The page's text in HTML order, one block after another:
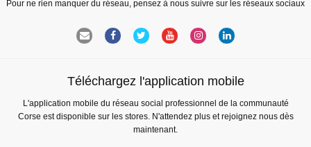
Pour ne rien manquer du réseau, pensez à nous suivre sur les réseaux sociaux
Téléchargez l'application mobile
L'application mobile du réseau social professionnel de la communauté
Corse est disponible sur les stores. N'attendez plus et rejoignez nous dès
maintenant.